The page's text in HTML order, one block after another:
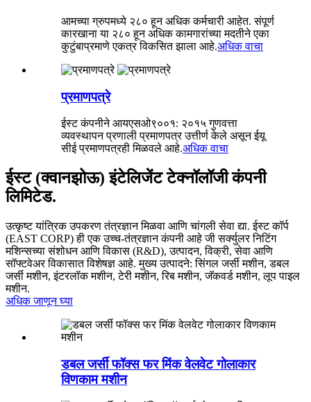
आमच्या ग्रुपमध्ये २८० हून अधिक कर्मचारी आहेत. संपूर्ण
कारखाना या २८० हून अधिक कामगारांच्या मदतीने एका
कुटुंबाप्रमाणे एकत्र विकसित झाला आहे.अधिक वाचा
प्रमाणपत्रे
ईस्ट कंपनीने आयएसओ९००१: २०१५ गुणवत्ता
व्यवस्थापन प्रणाली प्रमाणपत्र उत्तीर्ण केले असून ईयू
सीई प्रमाणपत्रही मिळवले आहे.अधिक वाचा
ईस्ट (क्वानझोऊ) इंटेलिजेंट टेक्नॉलॉजी कंपनी
लिमिटेड.
उत्कृष्ट यांत्रिक उपकरण तंत्रज्ञान मिळवा आणि चांगली सेवा द्या. ईस्ट कॉर्प
(EAST CORP) ही एक उच्च-तंत्रज्ञान कंपनी आहे जी सर्क्युलर निटिंग
मशिन्सच्या संशोधन आणि विकास (R&D), उत्पादन, विक्री, सेवा आणि
सॉफ्टवेअर विकासात विशेषज्ञ आहे. मुख्य उत्पादने: सिंगल जर्सी मशीन, डबल
जर्सी मशीन, इंटरलॉक मशीन, टेरी मशीन, रिब मशीन, जॅकवर्ड मशीन, लूप पाइल
मशीन.
अधिक जाणून घ्या
डबल जर्सी फॉक्स फर मिंक वेलवेट गोलाकार
विणकाम मशीन